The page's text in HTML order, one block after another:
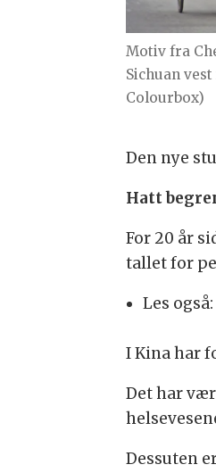
Motiv fra
Sichuan
Colourbox)
Den nye
Hatt
For 20 år
tallet for
Les også:
I Kina har
Det har
Dessuten